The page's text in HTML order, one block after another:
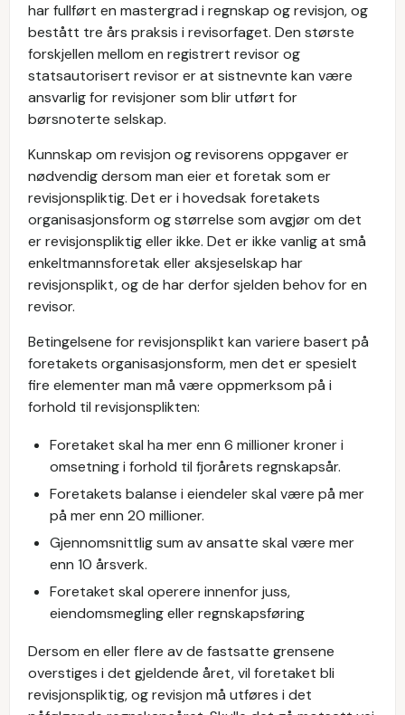
har fullført en mastergrad i regnskap og revisjon, og
bestått tre års praksis i revisorfaget. Den største
forskjellen mellom en registrert revisor og
statsautorisert revisor er at sistnevnte kan være
ansvarlig for revisjoner som blir utført for
børsnoterte selskap.
Kunnskap om revisjon og revisorens oppgaver er
nødvendig dersom man eier et foretak som er
revisjonspliktig. Det er i hovedsak foretakets
organisasjonsform og størrelse som avgjør om det
er revisjonspliktig eller ikke. Det er ikke vanlig at små
enkeltmannsforetak eller aksjeselskap har
revisjonsplikt, og de har derfor sjelden behov for en
revisor.
Betingelsene for revisjonsplikt kan variere basert på
foretakets organisasjonsform, men det er spesielt
fire elementer man må være oppmerksom på i
forhold til revisjonsplikten:
Foretaket skal ha mer enn 6 millioner kroner i
omsetning i forhold til fjorårets regnskapsår.
Foretakets balanse i eiendeler skal være på mer
på mer enn 20 millioner.
Gjennomsnittlig sum av ansatte skal være mer
enn 10 årsverk.
Foretaket skal operere innenfor juss,
eiendomsmegling eller regnskapsføring
Dersom en eller flere av de fastsatte grensene
overstiges i det gjeldende året, vil foretaket bli
revisjonspliktig, og revisjon må utføres i det